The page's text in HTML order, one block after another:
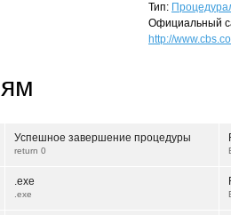
Тип:
Официальный
http://
Успешное завершение процедуры
return 0
.exe
.exe